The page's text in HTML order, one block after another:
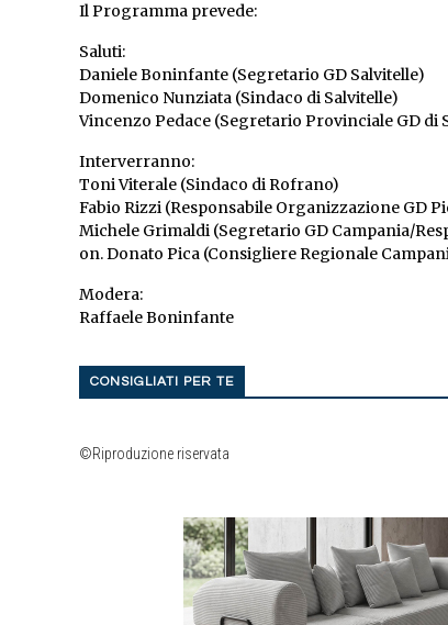
Il Programma prevede:
Saluti:
Daniele Boninfante (Segretario GD Salvitelle)
Domenico Nunziata (Sindaco di Salvitelle)
Vincenzo Pedace (Segretario Provinciale GD di
Interverranno:
Toni Viterale (Sindaco di Rofrano)
Fabio Rizzi (Responsabile Organizzazione GD
Michele Grimaldi (Segretario GD Campania/
on. Donato Pica (Consigliere Regionale
Modera:
Raffaele Boninfante
CONSIGLIATI PER TE
©Riproduzione riservata